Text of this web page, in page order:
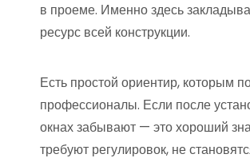
в проеме. Именно здесь
ресурс всей конструкции.
Есть простой ориентир, которым
профессионалы. Если после
окнах забывают — это хороший
требуют регулировок, не